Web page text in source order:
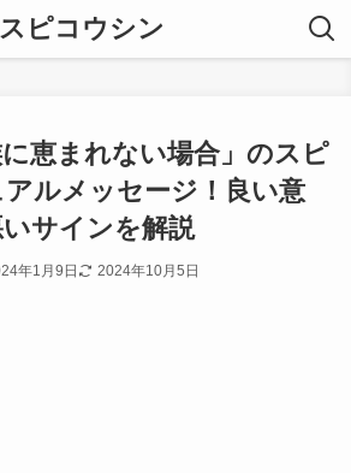
スピコウシン
に恵まれない場合」のスピ
アルメッセージ！良い意
サインを解説
年1月9日 2024年10月5日